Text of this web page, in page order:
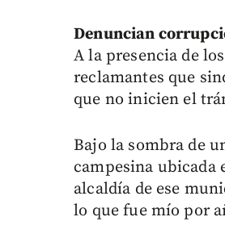
Denuncian
A la presencia de
reclamantes que
que no inicien el
Bajo la sombra de
campesina ubicada
alcaldía de ese
lo que fue mío por